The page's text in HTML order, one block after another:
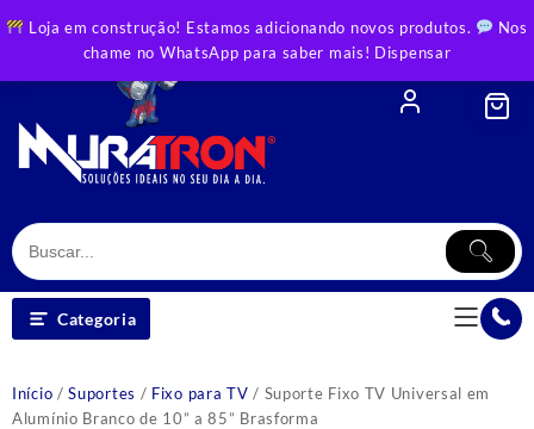
Loja em construção! Estamos adicionando novos produtos.
Nos
chame no WhatsApp para saber mais! Dispensar
to
Categoria
Início /Suportes / Fixo para TV / Suporte Fixo TV Universal em
Alumínio Branco de 10” a 85” Brasforma